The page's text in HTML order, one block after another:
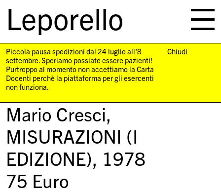
Leporello
navigation
Piccola pausa spedizioni dal 24 luglio all'8
settembre. Speriamo possiate essere pazienti!
Purtroppo al momento non accettiamo la Carta
Docenti perchè la piattaforma per gli esercenti
non funziona.
Chiudi
Mario Cresci,
MISURAZIONI (I
EDIZIONE), 1978
75 Euro